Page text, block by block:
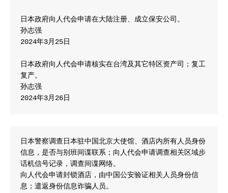
日本政府向人代会申请在大陆注册、成立保安公司。
孙志强
2024年3月25日
日本政府向人代会申请核实在台湾及其它特区资产司；复工
复产。
孙志强
2024年3月26日
日本警察调查日本驻中国北京大使馆、酒店内所有人员身份
信息，是否与别班间谍联系；向人代会申请调查相关区域步
话机信号记录，调查间谍网络。
向人代会申请封锁酒店，由中国公安验证相关人员身份信
息；遣返身份信息诈骗人员。